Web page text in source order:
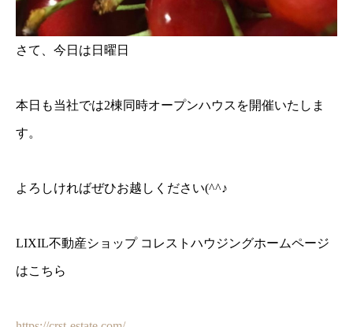
さて、今日は日曜日
本日も当社では2棟同時オープンハウスを開催いたしま
す。
よろしければぜひお越しください(^^♪
LIXIL不動産ショップ コレストハウジングホームページ
はこちら